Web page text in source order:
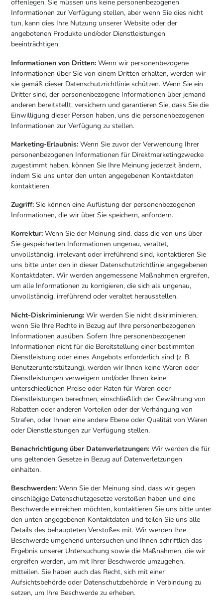
offenlegen. Sie müssen uns keine personenbezogenen
Informationen zur Verfügung stellen, aber wenn Sie dies nicht
tun, kann dies Ihre Nutzung unserer Website oder der
angebotenen Produkte und/oder Dienstleistungen
beeinträchtigen.
Informationen von Dritten: Wenn wir personenbezogene
Informationen über Sie von einem Dritten erhalten, werden wir
sie gemäß dieser Datenschutzrichtlinie schützen. Wenn Sie ein
Dritter sind, der personenbezogene Informationen über jemand
anderen bereitstellt, versichern und garantieren Sie, dass Sie die
Einwilligung dieser Person haben, uns die personenbezogenen
Informationen zur Verfügung zu stellen.
Marketing-Erlaubnis: Wenn Sie zuvor der Verwendung Ihrer
personenbezogenen Informationen für Direktmarketingzwecke
zugestimmt haben, können Sie Ihre Meinung jederzeit ändern,
indem Sie uns unter den unten angegebenen Kontaktdaten
kontaktieren.
Zugriff: Sie können eine Auflistung der personenbezogenen
Informationen, die wir über Sie speichern, anfordern.
Korrektur: Wenn Sie der Meinung sind, dass die von uns über
Sie gespeicherten Informationen ungenau, veraltet,
unvollständig, irrelevant oder irreführend sind, kontaktieren Sie
uns bitte unter den in dieser Datenschutzrichtlinie angegebenen
Kontaktdaten. Wir werden angemessene Maßnahmen ergreifen,
um alle Informationen zu korrigieren, die sich als ungenau,
unvollständig, irreführend oder veraltet herausstellen.
Nicht-Diskriminierung: Wir werden Sie nicht diskriminieren,
wenn Sie Ihre Rechte in Bezug auf Ihre personenbezogenen
Informationen ausüben. Sofern Ihre personenbezogenen
Informationen nicht für die Bereitstellung einer bestimmten
Dienstleistung oder eines Angebots erforderlich sind (z. B.
Benutzerunterstützung), werden wir Ihnen keine Waren oder
Dienstleistungen verweigern und/oder Ihnen keine
unterschiedlichen Preise oder Raten für Waren oder
Dienstleistungen berechnen, einschließlich der Gewährung von
Rabatten oder anderen Vorteilen oder der Verhängung von
Strafen, oder Ihnen eine andere Ebene oder Qualität von Waren
oder Dienstleistungen zur Verfügung stellen.
Benachrichtigung über Datenverletzungen: Wir werden die für
uns geltenden Gesetze in Bezug auf Datenverletzungen
einhalten.
Beschwerden: Wenn Sie der Meinung sind, dass wir gegen
einschlägige Datenschutzgesetze verstoßen haben und eine
Beschwerde einreichen möchten, kontaktieren Sie uns bitte unter
den unten angegebenen Kontaktdaten und teilen Sie uns alle
Details des behaupteten Verstoßes mit. Wir werden Ihre
Beschwerde umgehend untersuchen und Ihnen schriftlich das
Ergebnis unserer Untersuchung sowie die Maßnahmen, die wir
ergreifen werden, um mit Ihrer Beschwerde umzugehen,
mitteilen. Sie haben auch das Recht, sich mit einer
Aufsichtsbehörde oder Datenschutzbehörde in Verbindung zu
setzen, um Ihre Beschwerde zu erheben.